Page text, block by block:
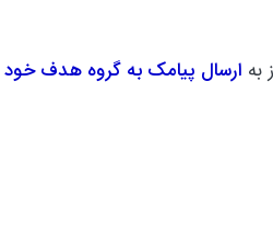
به ارسال پیامک به گروه هدف خود